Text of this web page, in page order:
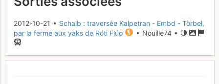
2012-10-21 • Schalb : traversée Kalpetran - Embd - Törbel,
par la ferme aux yaks de Röti Flüo
• Nouille74 •